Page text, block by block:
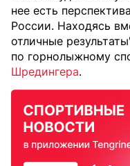
нее есть
России. Находясь
отличные
по горнолыжному
Шредингера.